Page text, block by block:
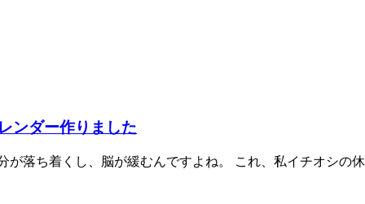
ンダー作りました
落ち着くし、脳が緩むんですよね。 これ、私イチオシの